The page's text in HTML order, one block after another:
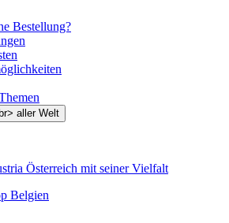
Bestellung?
Österreich mit seiner Vielfalt